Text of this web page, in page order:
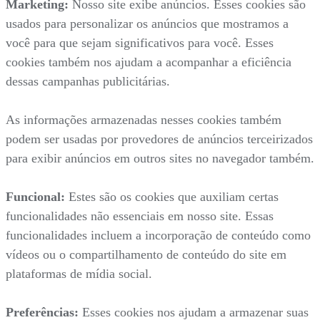
Marketing: Nosso site exibe anúncios. Esses cookies são
usados para personalizar os anúncios que mostramos a
você para que sejam significativos para você. Esses
cookies também nos ajudam a acompanhar a eficiência
dessas campanhas publicitárias.
As informações armazenadas nesses cookies também
podem ser usadas por provedores de anúncios terceirizados
para exibir anúncios em outros sites no navegador também.
Funcional: Estes são os cookies que auxiliam certas
funcionalidades não essenciais em nosso site. Essas
funcionalidades incluem a incorporação de conteúdo como
vídeos ou o compartilhamento de conteúdo do site em
plataformas de mídia social.
Preferências: Esses cookies nos ajudam a armazenar suas